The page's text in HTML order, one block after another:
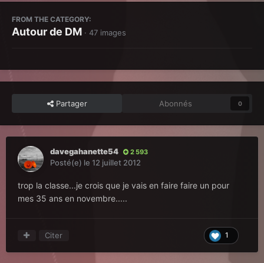
FROM THE CATEGORY:
Autour de DM · 47 images
Partager Abonnés 0
davegahanette54 2 593
Posté(e) le 12 juillet 2012
trop la classe...je crois que je vais en faire faire un pour
mes 35 ans en novembre.....
1
Citer